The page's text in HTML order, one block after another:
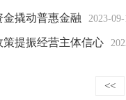
金撬动普惠金融 2023-
策提振经营主体信心
<<